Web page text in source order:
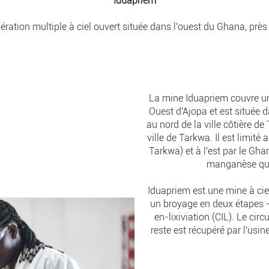
multiple à ciel ouvert située dans l'ouest du Ghana,
La mine Iduapriem couvre
Ouest d'Ajopa et est située
au nord de la ville côtière
ville de Tarkwa. Il est limité
Tarkwa) et à l'est par le
manganèse
Iduapriem est une mine à
un broyage en deux
en-lixiviation (CIL). Le
reste est récupéré par